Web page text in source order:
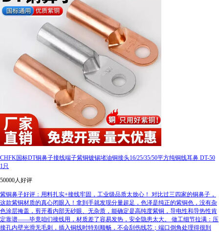
CHFK国标DT铜鼻子接线端子紫铜镀锡堵油铜接头16/25/35/50平方纯铜线耳鼻 DT-50
1只
50000人好评
紫铜鼻子好评：用料扎实+接线牢固，工业级品质太放心！ 对比过三四家的铜鼻子，
这款紫铜材质的真心闭眼入！拿到手就发现分量超足，色泽是纯正的紫铜色，没有杂
色涂层掩盖，剪开看内部无砂眼、无杂质，能确定是高纯度紫铜，导电性和导热性肯
定靠谱——毕竟咱们接线用，材质差了容易发热，安全隐患太大。 做工细节拉满：压
接孔内壁光滑无毛刺，插入铜线时特别顺畅，不会刮伤线芯；端口倒角处理得很到